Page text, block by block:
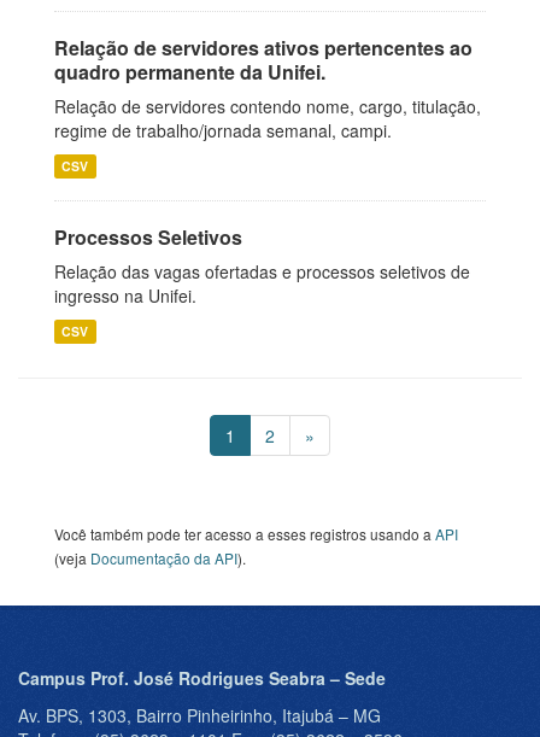
Relação de servidores ativos pertencentes ao
quadro permanente da Unifei.
Relação de servidores contendo nome, cargo, titulação,
regime de trabalho/jornada semanal, campi.
CSV
Processos Seletivos
Relação das vagas ofertadas e processos seletivos de
ingresso na Unifei.
CSV
1 2 »
Você também pode ter acesso a esses registros usando a API
(veja Documentação da API).
Campus Prof. José Rodrigues Seabra – Sede
Av. BPS, 1303, Bairro Pinheirinho, Itajubá – MG